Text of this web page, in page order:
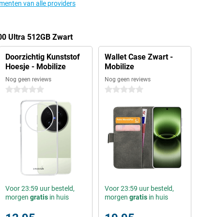
van alle providers
Ultra 512GB Zwart
Doorzichtig Kunststof
Hoesje - Mobilize
Nog geen reviews
0 sterren
Voor 23:59 uur besteld,
morgen gratisin huis
Wallet Case Zwart -
Mobilize
Nog geen reviews
0 sterren
Voor 23:59 uur besteld,
morgen gratisin huis